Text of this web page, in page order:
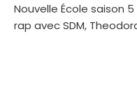
Nouvelle École saison
rap avec SDM,